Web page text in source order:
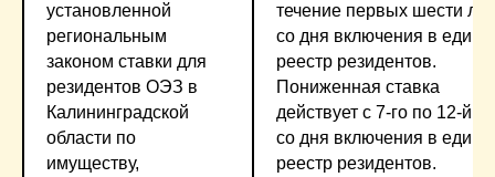
установленной
региональным
законом ставки для
резидентов ОЭЗ в
Калининградской
области по
имуществу,
течение первых шести лет
со дня включения в
реестр резидентов.
Пониженная ставка
действует с 7-го по 12-й
со дня включения в
реестр резидентов.